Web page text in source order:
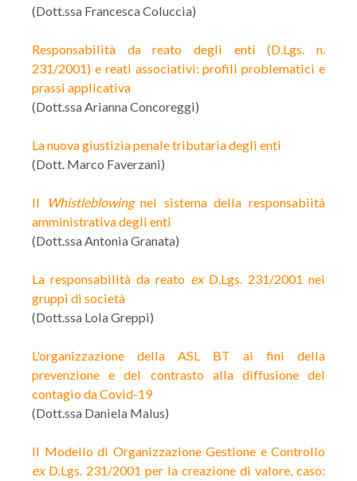
(Dott.ssa Francesca Coluccia)
Responsabilità da reato degli enti (D.Lgs. n.
231/2001) e reati associativi: profili problematici e
prassi applicativa
(Dott.ssa Arianna Concoreggi)
La nuova giustizia penale tributaria degli enti
(Dott. Marco Faverzani)
Il Whistleblowingnel sistema della responsabiità
amministrativa degli enti
(Dott.ssa Antonia Granata)
La responsabilità da reato exD.Lgs. 231/2001 nei
gruppi di società
(Dott.ssa Lola Greppi)
L'organizzazione della ASL BT ai fini della
prevenzione e del contrasto alla diffusione del
contagio da Covid-19
(Dott.ssa Daniela Malus)
Il Modello di Organizzazione Gestione e Controllo
exD.Lgs. 231/2001 per la creazione di valore, caso: